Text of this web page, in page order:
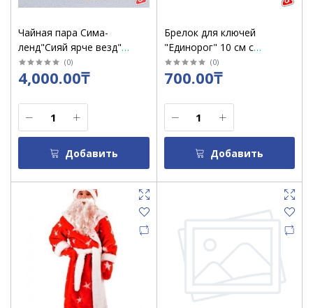
Чайная пара Сима-
ленд"Сияй ярче везд"
200мл /5164400
(0)
4,000.00₸
Добавить
Брелок для ключей
"Единорог" 10 см с
зеркалом / 78488
(0)
700.00₸
Добавить